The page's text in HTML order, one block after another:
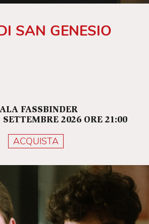
SAN GENESIO
FASSBINDER
2026 ORE 21:00
ACQUISTA